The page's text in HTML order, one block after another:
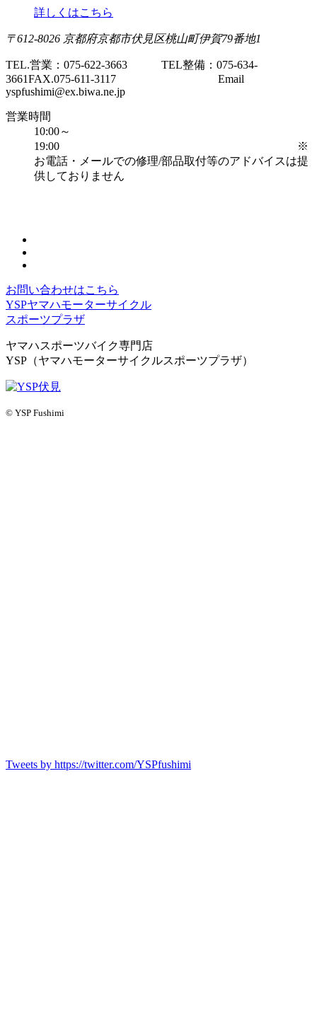
詳しくはこちら
〒612-8026 京都府京都市伏見区桃山町伊賀79番地1
TEL.営業：075-622-3663 TEL整備：075-634-
3661FAX.075-611-3117 Email
yspfushimi@ex.biwa.ne.jp
営業時間
10:00～
19:00 ※
お電話・メールでの修理/部品取付等のアドバイスは提
供しておりません
お問い合わせはこちら
YSPヤマハモーターサイクル
スポーツプラザ
ヤマハスポーツバイク専門店
YSP（ヤマハモーターサイクルスポーツプラザ）
© YSP Fushimi
Tweets by https://twitter.com/YSPfushimi